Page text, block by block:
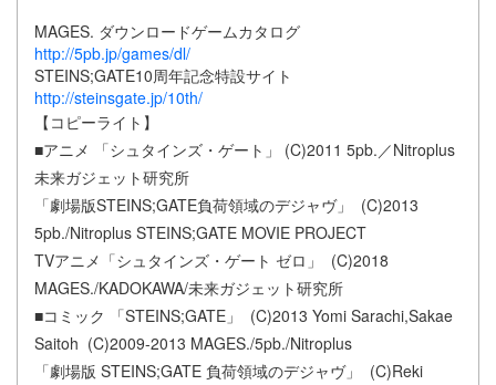
MAGES. ダウンロードゲームカタログ
http://5pb.jp/games/dl/
STEINS;GATE10周年記念特設サイト
http://steinsgate.jp/10th/
【コピーライト】
■アニメ 「シュタインズ・ゲート」 (C)2011 5pb.／Nitroplus
未来ガジェット研究所
「劇場版STEINS;GATE負荷領域のデジャヴ」 (C)2013
5pb./Nitroplus STEINS;GATE MOVIE PROJECT
TVアニメ「シュタインズ・ゲート ゼロ」 (C)2018
MAGES./KADOKAWA/未来ガジェット研究所
■コミック 「STEINS;GATE」 (C)2013 Yomi Sarachi,Sakae
Saitoh (C)2009-2013 MAGES./5pb./Nitroplus
「劇場版 STEINS;GATE 負荷領域のデジャヴ」 (C)Reki